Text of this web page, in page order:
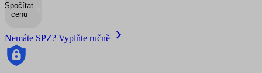
Spočítat
cenu
Nemáte SPZ? Vyplňte ručně